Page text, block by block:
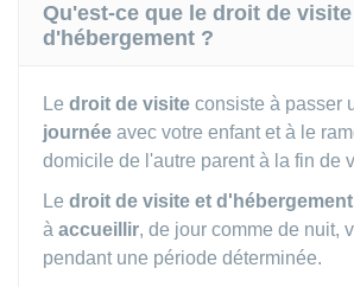
Qu'est-ce que le droit de
d'hébergement ?
Le droit de visite consiste à passer
journée avec votre enfant et à le
domicile de l'autre parent à la fin de
Le droit de visite et d'hébergement
à accueillir, de jour comme de nuit,
pendant une période déterminée.